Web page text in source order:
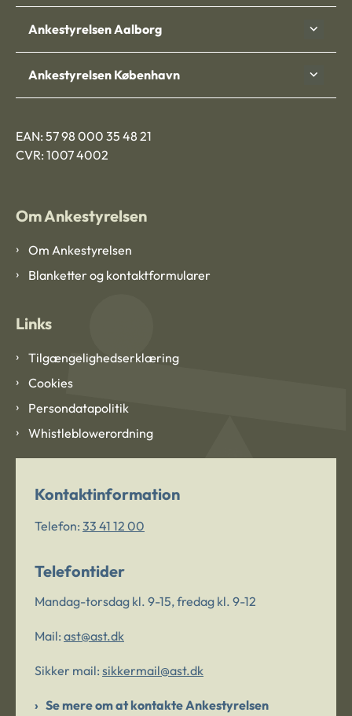
Ankestyrelsen Aalborg
Ankestyrelsen København
EAN: 57 98 000 35 48 21
CVR: 1007 4002
Om Ankestyrelsen
Om Ankestyrelsen
Blanketter og kontaktformularer
Links
Tilgængelighedserklæring
Cookies
Persondatapolitik
Whistleblowerordning
Kontaktinformation
Telefon: 33 41 12 00
Telefontider
Mandag-torsdag kl. 9-15, fredag kl. 9-12
Mail: ast@ast.dk
Sikker mail: sikkermail@ast.dk
Se mere om at kontakte Ankestyrelsen